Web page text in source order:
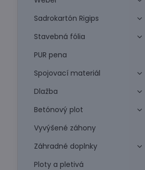
Sadrokartón Rigips
Stavebná fólia
PUR pena
Spojovací materiál
Dlažba
Betónový plot
Vyvýšené záhony
Záhradné doplnky
Ploty a pletivá